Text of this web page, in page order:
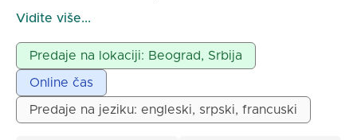
vam je engleski potreban za putovanje, posao, školu
okruženje za učenje gde možete korak po korak
poboljšati svoje veštine govora, slušanja i
razumevanja.
Radujem se što ću vam pomoći da postignete svoje
jezičke ciljeve kroz prijatne i efikasne časove!
Vidite više...
Predaje na lokaciji: Beograd, Srbija
Online čas
Predaje na jeziku: engleski, srpski, francuski